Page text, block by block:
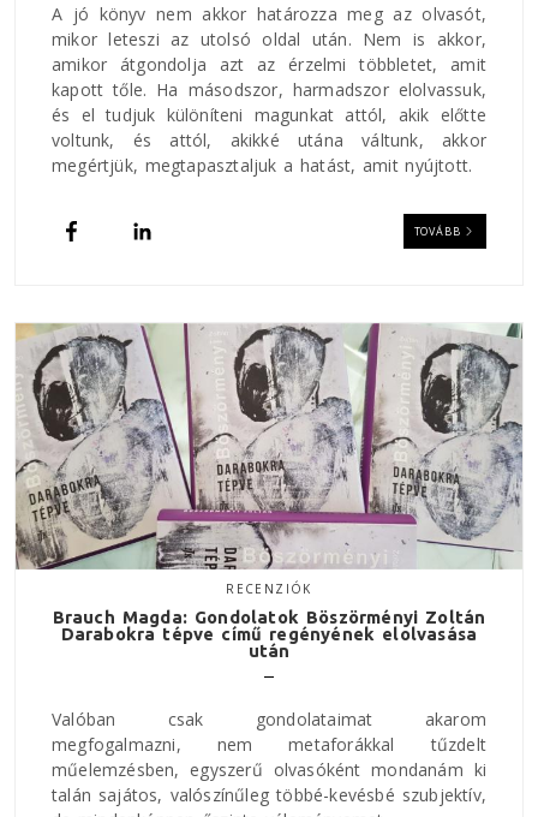
A jó könyv nem akkor határozza meg az olvasót,
mikor leteszi az utolsó oldal után. Nem is akkor,
amikor átgondolja azt az érzelmi többletet, amit
kapott tőle. Ha másodszor, harmadszor elolvassuk,
és el tudjuk különíteni magunkat attól, akik előtte
voltunk, és attól, akikké utána váltunk, akkor
megértjük, megtapasztaljuk a hatást, amit nyújtott.
TOVÁBB
RECENZIÓK
Brauch Magda: Gondolatok Böszörményi Zoltán
Darabokra tépve című regényének elolvasása
után
Valóban csak gondolataimat akarom
megfogalmazni, nem metaforákkal tűzdelt
műelemzésben, egyszerű olvasóként mondanám ki
talán sajátos, valószínűleg többé-kevésbé szubjektív,